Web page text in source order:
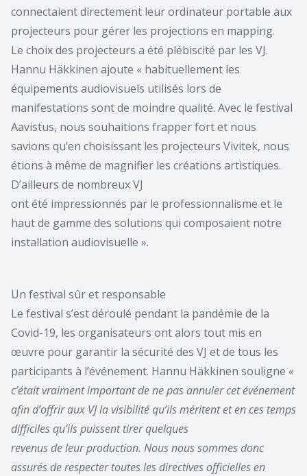
connectaient directement leur ordinateur portable aux
projecteurs pour gérer les projections en mapping.
Le choix des projecteurs a été plébiscité par les VJ.
Hannu Häkkinen ajoute « habituellement les
équipements audiovisuels utilisés lors de
manifestations sont de moindre qualité. Avec le festival
Aavistus, nous souhaitions frapper fort et nous
savions qu’en choisissant les projecteurs Vivitek, nous
étions à même de magnifier les créations artistiques.
D’ailleurs de nombreux VJ
ont été impressionnés par le professionnalisme et le
haut de gamme des solutions qui composaient notre
installation audiovisuelle ».
Un festival sûr et responsable
Le festival s’est déroulé pendant la pandémie de la
Covid-19, les organisateurs ont alors tout mis en
œuvre pour garantir la sécurité des VJ et de tous les
participants à l’événement. Hannu Häkkinen souligne «
c’était vraiment important de ne pas annuler cet événement
afin d’offrir aux VJ la visibilité qu’ils méritent et en ces temps
difficiles qu’ils puissent tirer quelques
revenus de leur production. Nous nous sommes donc
assurés de respecter toutes les directives officielles en